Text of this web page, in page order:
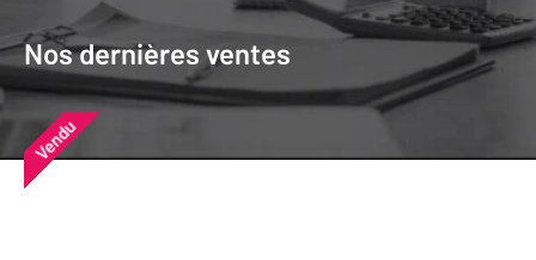
Nos dernières ventes
Nos derniers biens vendus près de
chez vous
Vendu